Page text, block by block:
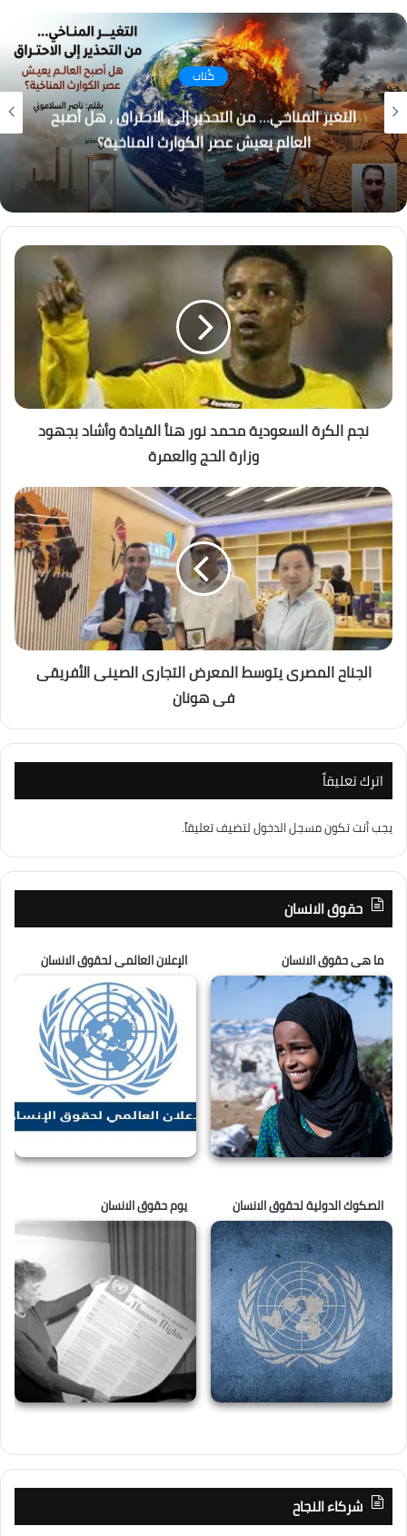
كُتاب
باب المندب.. لماذا أصبحت إيران والحوثيون التهديد
الأكبر لاستقرار المنطقة؟
نجم الكرة السعودية محمد نور هنأ القيادة وأشاد بجهود
وزارة الحج والعمرة
الجناح المصرى يتوسط المعرض التجارى الصينى الأفريقى
فى هونان
اترك تعليقاً
يجب أنت تكونمسجل الدخوللتضيف تعليقاً.
حقوق الانسان
ما هى حقوق الانسان الإعلان العالمى لحقوق الانسان
الصكوك الدولية لحقوق الانسان يوم حقوق الانسان
شركاء النجاح